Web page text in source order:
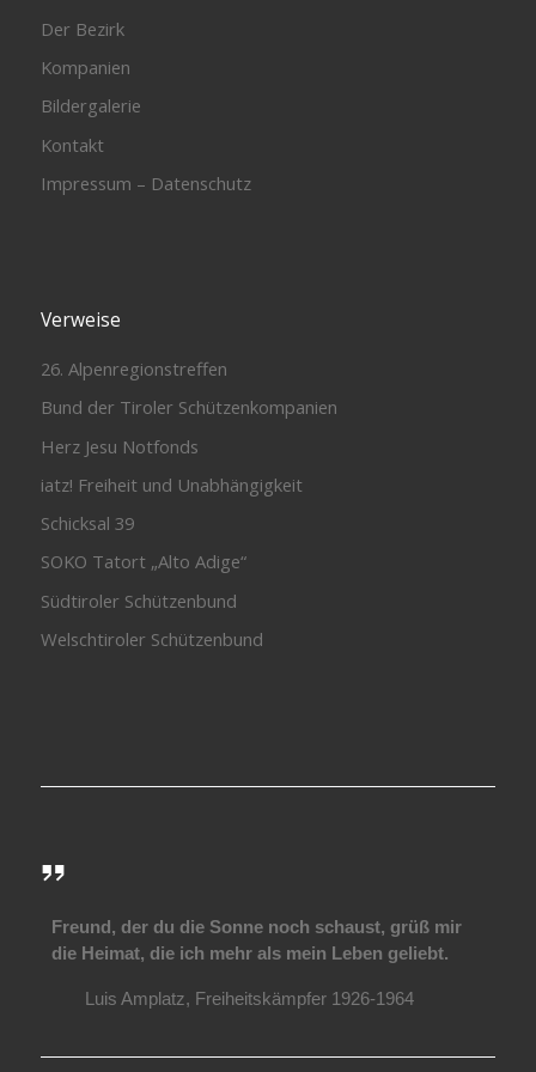
Der Bezirk
Kompanien
Bildergalerie
Kontakt
Impressum – Datenschutz
Verweise
26. Alpenregionstreffen
Bund der Tiroler Schützenkompanien
Herz Jesu Notfonds
iatz! Freiheit und Unabhängigkeit
Schicksal 39
SOKO Tatort „Alto Adige“
Südtiroler Schützenbund
Welschtiroler Schützenbund
Freund, der du die Sonne noch schaust, grüß mir
die Heimat, die ich mehr als mein Leben geliebt.
Luis Amplatz, Freiheitskämpfer 1926-1964